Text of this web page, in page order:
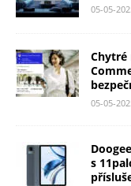
05-05-
Chytré
05-05-
s